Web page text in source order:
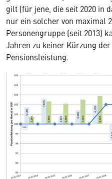
gilt (für jene, die seit 2020 in
nur ein solcher von maximal
Personengruppe (seit 2013)
Jahren zu keiner Kürzung
Pensionsleistung.